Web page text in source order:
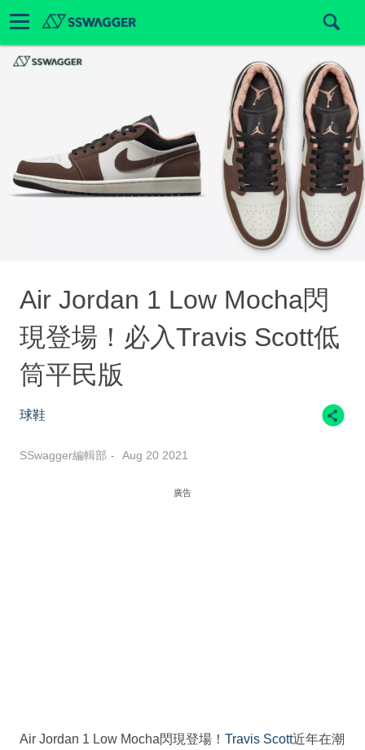
Air Jordan 1 Low Mocha閃
現登場！必入Travis Scott低
筒平民版
球鞋
SSwagger編輯部 Aug 20 2021
廣告
Air Jordan 1 Low Mocha閃現登場！ Travis Scott近年在潮